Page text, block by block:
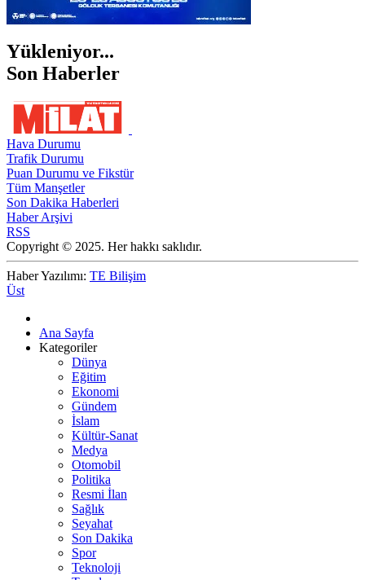
Yükleniyor...
Son Haberler
Hava Durumu
Trafik Durumu
Puan Durumu ve Fikstür
Tüm Manşetler
Son Dakika Haberleri
Haber Arşivi
RSS
Copyright © 2025. Her hakkı saklıdır.
Haber Yazılımı: TE Bilişim
Üst
Ana Sayfa
Kategoriler
Dünya
Eğitim
Ekonomi
Gündem
İslam
Kültür-Sanat
Medya
Otomobil
Politika
Resmi İlan
Sağlık
Seyahat
Son Dakika
Spor
Teknoloji